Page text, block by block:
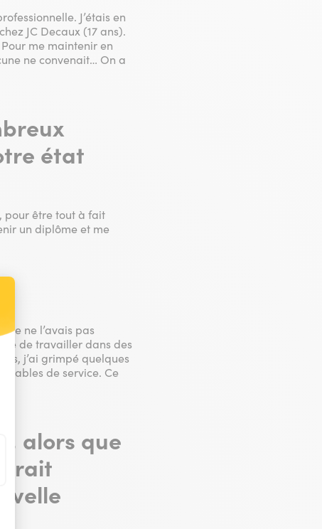
: Personnalisez vos Options
J’étais en
JC Decaux (17 ans).
me maintenir en
ne convenait… On a
état
pour être tout à fait
un diplôme et me
je ne l’avais pas
de travailler dans des
j’ai grimpé quelques
de service. Ce
alors que